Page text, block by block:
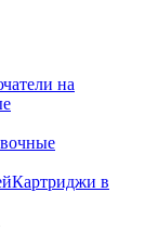
на
Картриджи в